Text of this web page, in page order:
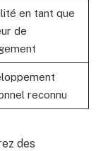
en tant que
de
reconnu
des